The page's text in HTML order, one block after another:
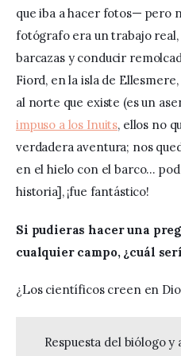
que iba a hacer fotos— pero
fotógrafo era un trabajo
barcazas y conducir
Fiord, en la isla de
al norte que existe (es un
impuso a los Inuits, ellos no
verdadera aventura; nos
en el hielo con el barco…
historia], ¡fue fantástico!
Si pudieras hacer una
cualquier campo, ¿cuál
¿Los científicos creen en
Respuesta del biólogo